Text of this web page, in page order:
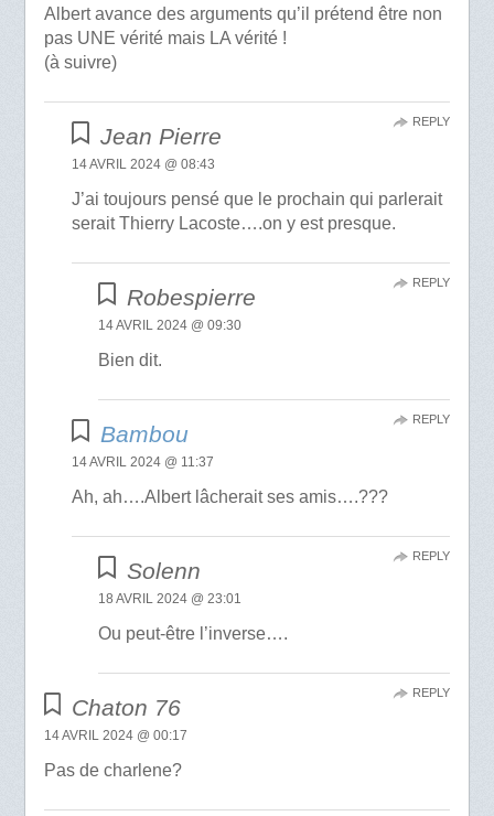
Albert avance des arguments qu’il prétend être non
pas UNE vérité mais LA vérité !
(à suivre)
Jean Pierre
14 AVRIL 2024 @ 08:43
J’ai toujours pensé que le prochain qui parlerait
serait Thierry Lacoste….on y est presque.
REPLY
Robespierre
14 AVRIL 2024 @ 09:30
Bien dit.
REPLY
Bambou
14 AVRIL 2024 @ 11:37
Ah, ah….Albert lâcherait ses amis….???
REPLY
Solenn
18 AVRIL 2024 @ 23:01
Ou peut-être l’inverse….
REPLY
Chaton 76
14 AVRIL 2024 @ 00:17
Pas de charlene?
REPLY